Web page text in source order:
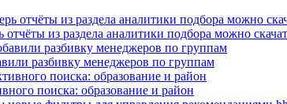
из раздела аналитики подбора можно
разбивку менеджеров по группам
поиска: образование и район